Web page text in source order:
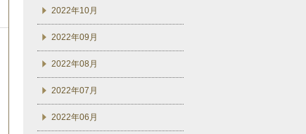
2022年10月
2022年09月
2022年08月
2022年07月
2022年06月